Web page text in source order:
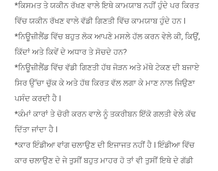
*ਕਿਸਮਤ ਤੇ ਯਕੀਨ ਰੱਖਣ ਵਾਲੇ ਇਥੇ ਕਾਮਯਾਬ ਨਹੀਂ ਹੁੰਦੇ ਪਰ ਕਿਰਤ
ਵਿੱਚ ਯਕੀਨ ਰੱਖਣ ਵਾਲੇ ਵੱਡੀ ਗਿਣਤੀ ਵਿੱਚ ਕਾਮਯਾਬ ਹੁੰਦੇ ਹਨ l
*ਨਿਊਜ਼ੀਲੈਂਡ ਵਿੱਚ ਬਹੁਤ ਲੋਕ ਆਪਣੇ ਮਸਲੇ ਹੱਲ ਕਰਨ ਵੇਲੇ ਕੀ, ਕਿਉਂ,
ਕਿੱਦਾਂ ਅਤੇ ਕਿਵੇਂ ਦੇ ਅਧਾਰ ਤੇ ਸੋਚਦੇ ਹਨ?
*ਨਿਊਜ਼ੀਲੈਂਡ ਵਿੱਚ ਵੱਡੀ ਗਿਣਤੀ ਹੱਥ ਜੋੜਨ ਅਤੇ ਮੱਥੇ ਟੇਕਣ ਦੀ ਬਜਾਏ
ਸਿਰ ਉੱਚਾ ਚੁੱਕ ਕੇ ਅਤੇ ਹੱਥ ਕਿਰਤ ਵੱਲ ਲਗਾ ਕੇ ਮਾਣ ਨਾਲ ਜਿਉਣਾ
ਪਸੰਦ ਕਰਦੀ ਹੈ l
*ਕੰਮਾਂ ਕਾਰਾਂ ਤੇ ਚੋਰੀ ਕਰਨ ਵਾਲੇ ਨੂੰ ਤਕਰੀਬਨ ਇੱਕੋ ਗਲਤੀ ਵੇਲੇ ਕੱਢ
ਦਿੱਤਾ ਜਾਂਦਾ ਹੈ l
*ਕਾਰ ਇੰਡੀਆ ਵਾਂਗ ਚਲਾਉਣ ਦੀ ਇਜਾਜਤ ਨਹੀਂ ਹੈ l ਇੰਡੀਆ ਵਿੱਚ
ਕਾਰ ਚਲਾਉਣ ਦੇ ਜੇ ਤੁਸੀਂ ਬਹੁਤ ਮਾਹਰ ਹੋ ਤਾਂ ਵੀ ਤੁਸੀਂ ਇਥੇ ਦੇ ਗੱਡੀ